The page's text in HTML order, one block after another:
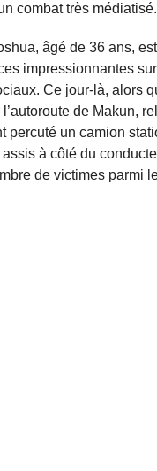
combat très médiatisé.
âgé de 36 ans,
impressionnantes
Ce jour-là, alors
l’autoroute de Makun,
percuté un camion
à côté du
de victimes parmi